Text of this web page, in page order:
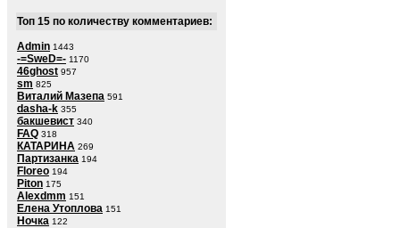
Топ 15 по количеству комментариев:
Admin 1443
-=SweD=- 1170
46ghost 957
sm 825
Виталий Мазепа 591
dasha-k 355
бакшевист 340
FAQ 318
КАТАРИНА 269
Партизанка 194
Floreo 194
Piton 175
Alexdmm 151
Елена Утоплова 151
Ночка 122